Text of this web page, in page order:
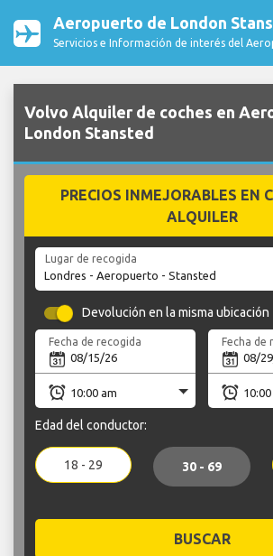
Aeropuerto de London
Servicios e Información de interés del
Volvo Alquiler de coches en
London Stansted
PRECIOS INMEJORABLES EN
ALQUILER
Lugar de recogida
Devolución en la misma ubicación
Fecha de recogida Fecha de
Edad del conductor:
18 - 29 30 - 69
BUSCAR